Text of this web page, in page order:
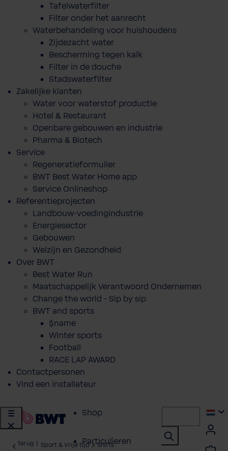
Tafelwaterfilter
Filter onder het aanrecht
Waterbehandeling voor huishoudens
Zijdezacht water
Bescherming tegen kalk
Filter in de douche
Stadswaterfilter
Zakelijke klanten
Water voor waterstof productie
Hotel & Restaurant
Openbare gebouwen en industrie
Pharma & Biotech
Service
Regeneratieformulier
BWT Best Water Home app
Service Onlineshop
Referentieprojecten
Landbouw-voedingindustrie
Energiesector
Gebouwen
Welzijn en Gezondheid
Over BWT
Best Water Run
Maatschappelijk Verantwoord Ondernemen
Change the world - Sip by sip
BWT and sports
$name
Winter sports
Football
RACE LAP AWARD
Contactpersonen
Vind een installateur
Shop
Particulieren
terug Sport & Vrije tijd Shirts